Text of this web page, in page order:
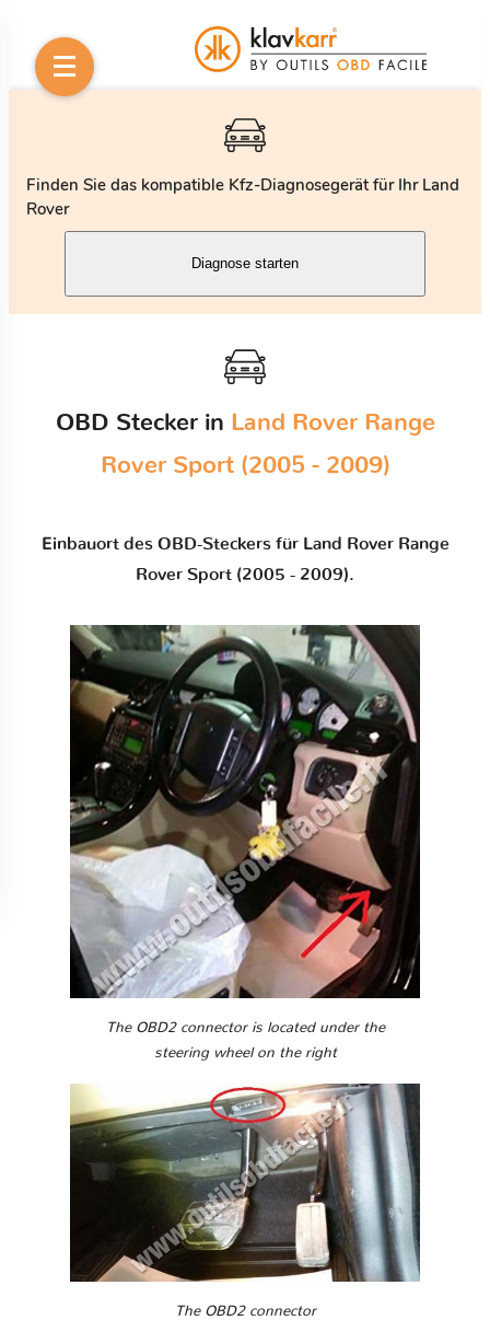
Finden Sie das kompatible Kfz-Diagnosegerät für Ihr Land
Rover
Diagnose starten
OBD Stecker in Land Rover Range
Rover Sport (2005 - 2009)
Einbauort des OBD-Steckers für Land Rover Range
Rover Sport (2005 - 2009).
The OBD2 connector is located under the
steering wheel on the right
The OBD2 connector